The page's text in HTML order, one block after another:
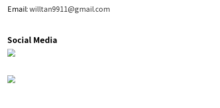
Email: willtan9911@gmail.com
Social Media